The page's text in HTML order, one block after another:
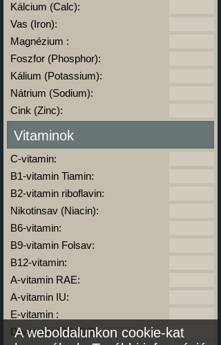
Kálcium (Calc):
Vas (Iron):
Magnézium :
Foszfor (Phosphor):
Kálium (Potassium):
Nátrium (Sodium):
Cink (Zinc):
Vitaminok
C-vitamin:
B1-vitamin Tiamin:
B2-vitamin riboflavin:
Nikotinsav (Niacin):
B6-vitamin:
B9-vitamin Folsav:
B12-vitamin:
A-vitamin RAE:
A-vitamin IU:
E-vitamin :
D-vitamin (D2+D3):
A weboldalunkon cookie-kat